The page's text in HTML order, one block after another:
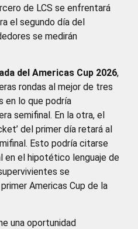
de LCS se enfrentará
el segundo día del
se medirán
del Americas Cup 2026,
rondas al mejor de tres
en lo que podría
semifinal. En la otra, el
del primer día retará al
Esto podría citarse
en el hipotético lenguaje de
se
Americas Cup de la
una oportunidad